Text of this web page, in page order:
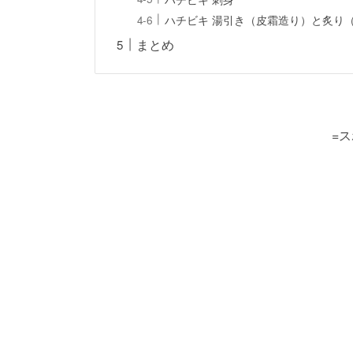
ハチビキ 湯引き（皮霜造り）と炙り
まとめ
=